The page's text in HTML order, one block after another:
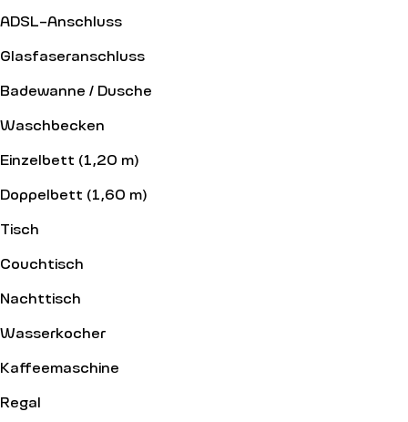
ADSL-Anschluss
Glasfaseranschluss
Badewanne / Dusche
Waschbecken
Einzelbett (1,20 m)
Doppelbett (1,60 m)
Tisch
Couchtisch
Nachttisch
Wasserkocher
Kaffeemaschine
Regal